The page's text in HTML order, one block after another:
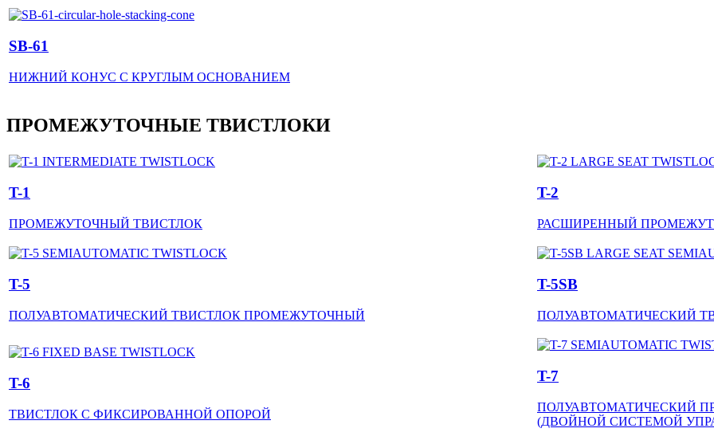
SB-61
НИЖНИЙ КОНУС С КРУГЛЫМ ОСНОВАНИЕМ
ПРОМЕЖУТОЧНЫЕ ТВИСТЛОКИ
T-1
ПРОМЕЖУТОЧНЫЙ ТВИСТЛОК
T-2
РАСШИРЕННЫЙ
T-5
ПОЛУАВТОМАТИЧЕСКИЙ ТВИСТЛОК ПРОМЕЖУТОЧНЫЙ
T-5SB
ПОЛУАВТОМАТИЧЕСКИЙ
T-6
ТВИСТЛОК С ФИКСИРОВАННОЙ ОПОРОЙ
T-7
ПОЛУАВТОМАТИЧЕСКИЙ
(ДВОЙНОЙ СИСТЕМОЙ